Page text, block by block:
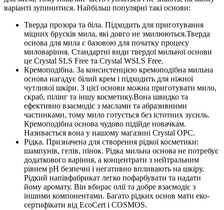
варіанті зупинитися. Найбільш популярні такі основи:
Тверда прозора та біла. Підходить для приготування
міцних брусків мила, які довго не змилюються.Тверда
основа для мила є базовою для початку процесу
миловаріння. Стандартні види твердої мильної основи
це Crystal SLS Free та Crystal WSLS Free.
Кремоподібна. За консистенцією кремоподібна мильна
основа нагадує білий крем і підходить для ніжної
чутливої ​​шкіри. З цієї основи можна приготувати мило,
скраб, пілінг та іншу косметику.Вона швидко та
ефективно взаємодіє з маслами та абразивними
частинками, тому мило готується без істотних зусиль.
Кремоподібна основа чудово підійде новачкам.
Називається вона у нашому магазині Crystal OPC.
Рідка. Призначена для створення рідкої косметики:
шампунів, гелів, пінок. Рідка мильна основа не потребує
додаткового варіння, а концентрати з нейтральним
рівнем pH безпечні і негативно впливають на шкіру.
Рідкий напівфабрикат легко пофарбувати та надати
йому аромату. Він вбирає олії та добре взаємодіє з
іншими компонентами. Багато рідких основ мати еко-
сертифікати від EcoCert і COSMOS.